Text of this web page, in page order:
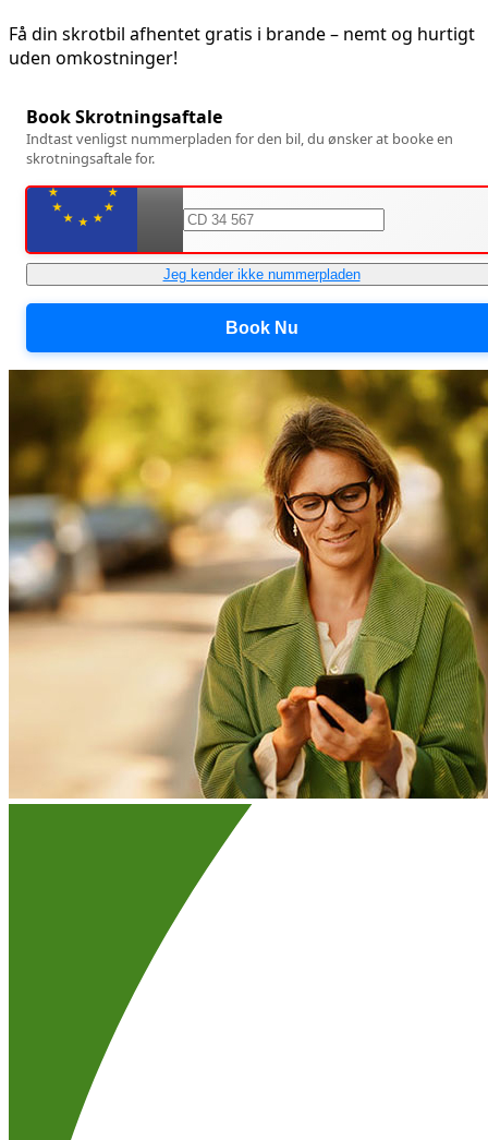
Få din skrotbil afhentet gratis i brande– nemt og hurtigt
uden omkostninger!
Book Skrotningsaftale
Indtast venligst nummerpladen for den bil, du ønsker at booke en
skrotningsaftale for.
Jeg kender ikke nummerpladen
Book Nu